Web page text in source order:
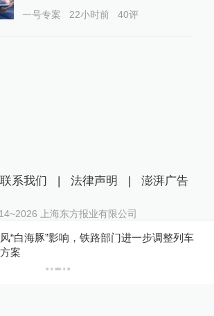
一号专案 22小时前 40评
“白海豚”影响，铁路部门进一步调整列车
案
联系我们 | 法律声明 | 澎湃广告
2026 上海东方报业有限公司
B2-20170116 | 沪ICP备14003370号
闻信息服务许可证：31120170006
沪公网安备 31010602000299号